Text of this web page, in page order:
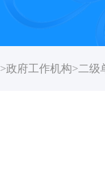
>政府工作机构>二级